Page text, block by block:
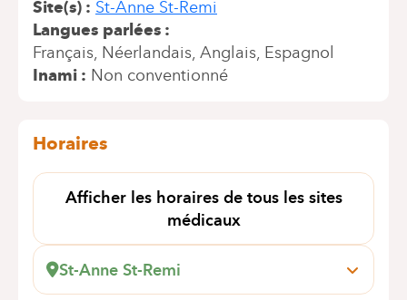
Site(s)
St-Anne St-Remi
Langues parlées
Français Néerlandais Anglais Espagnol
Inami
Non conventionné
Horaires
Afficher les horaires de tous les sites
médicaux
St-Anne St-Remi
Boulevard Jules Graindor, 66